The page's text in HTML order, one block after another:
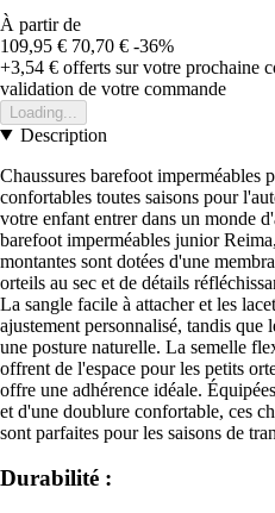
À partir de
109,95 € 70,70 € -36%
+3,54 € offerts sur votre prochaine
validation de votre commande
Loading...
Description
Chaussures barefoot imperméables
confortables toutes saisons pour
votre enfant entrer dans un monde
barefoot imperméables junior
montantes sont dotées d'une
orteils au sec et de détails
La sangle facile à attacher et les
ajustement personnalisé, tandis que
une posture naturelle. La semelle
offrent de l'espace pour les petits
offre une adhérence idéale.
et d'une doublure confortable, ces
sont parfaites pour les saisons de
Durabilité :